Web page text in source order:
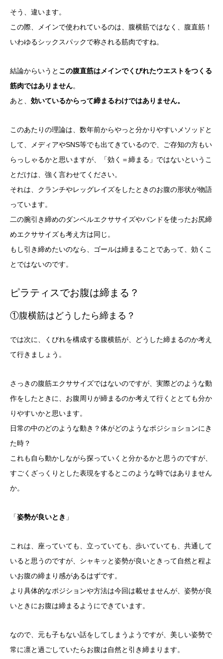
そう、違います。
この際、メインで使われているのは、腹横筋ではなく、腹直筋！
いわゆるシックスパックで称される筋肉ですね。
結論からいうと この腹直筋はメインでくびれたウエストをつくる
筋肉ではありません。
あと、 効いているからって締まるわけではありません。
このあたりの理論は、数年前からやっと分かりやすいメソッドと
して、メディアやSNS等でも出てきているので、ご存知の方もい
らっしゃるかと思いますが、「効く＝締まる」ではないというこ
とだけは、強く言わせてください。
それは、クランチやレッグレイズをしたときのお腹の形状が物語
っています。
二の腕引き締めのダンベルエクササイズやバンドを使ったお尻締
めエクササイズも考え方は同じ。
もし引き締めたいのなら、ゴールは締まることであって、効くこ
とではないのです。
ピラティスでお腹は締まる？
①腹横筋はどうしたら締まる？
では次に、くびれを構成する腹横筋が、どうした締まるのか考え
て行きましょう。
さっきの腹筋エクササイズではないのですが、実際どのような動
作をしたときに、お腹周りが締まるのか考えて行くととても分か
りやすいかと思います。
日常の中のどのような動き？体がどのようなポジショションにき
た時？
これも自ら動かしながら探っていくと分かるかと思うのですが、
すごくざっくりとした表現をするとこのような時ではありません
か。
「姿勢が良いとき 」
これは、座っていても、立っていても、歩いていても、共通して
いると思うのですが、シャキッと姿勢が良いときって自然と程よ
いお腹の締まり感があるはずです。
より具体的なポジションや方法は今回は載せませんが、姿勢が良
いときにお腹は締まるようにできています。
なので、元も子もない話をしてしまうようですが、美しい姿勢で
常に凛と過ごしていたらお腹は自然と引き締まります。